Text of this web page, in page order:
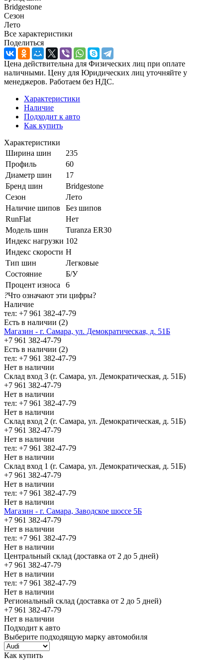
Bridgestone
Сезон
Лето
Все характеристики
Поделиться
Цена действительна для Физических лиц при оплате
наличными. Цену для Юридических лиц уточняйте у
менеджеров. Работаем без НДС.
Характеристики
Наличие
Подходит к авто
Как купить
Характеристики
Ширина шин
235
Профиль
60
Диаметр шин
17
Бренд шин
Bridgestone
Сезон
Лето
Наличие шипов
Без шипов
RunFlat
Нет
Модель шин
Turanza ER30
Индекс нагрузки 102
Индекс скорости H
Тип шин
Легковые
Состояние
Б/У
Процент износа
6
?Что означают эти цифры?
Наличие
тел: +7 961 382-47-79
Есть в наличии (2)
Магазин - г. Самара, ул. Демократическая, д. 51Б
+7 961 382-47-79
Есть в наличии (2)
тел: +7 961 382-47-79
Нет в наличии
Склад вход 3 (г. Самара, ул. Демократическая, д. 51Б)
+7 961 382-47-79
Нет в наличии
тел: +7 961 382-47-79
Нет в наличии
Склад вход 2 (г. Самара, ул. Демократическая, д. 51Б)
+7 961 382-47-79
Нет в наличии
тел: +7 961 382-47-79
Нет в наличии
Склад вход 1 (г. Самара, ул. Демократическая, д. 51Б)
+7 961 382-47-79
Нет в наличии
тел: +7 961 382-47-79
Нет в наличии
Магазин - г. Самара, Заводское шоссе 5Б
+7 961 382-47-79
Нет в наличии
тел: +7 961 382-47-79
Нет в наличии
Центральный склад (доставка от 2 до 5 дней)
+7 961 382-47-79
Нет в наличии
тел: +7 961 382-47-79
Нет в наличии
Региональный склад (доставка от 2 до 5 дней)
+7 961 382-47-79
Нет в наличии
Подходит к авто
Выберите подходящую марку автомобиля
Как купить